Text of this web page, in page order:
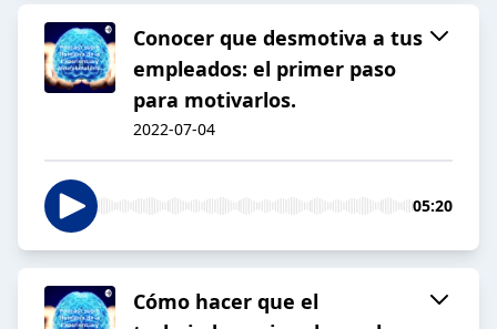
Conocer que desmotiva a tus
empleados: el primer paso
para motivarlos.
2022-07-04
05:20
Cómo hacer que el